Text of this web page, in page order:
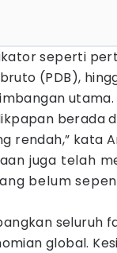
seperti
(PDB),
utama.
berada
rendah,” kata
juga telah
belum
seluruh
global.